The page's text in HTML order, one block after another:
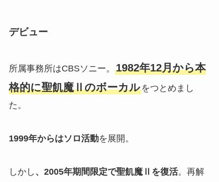
デビュー
所属事務所はCBSソニー。 1982年12月から本
格的に聖飢魔Ⅱのボーカルをつとめまし
た。
1999年からはソロ活動を展開。
しかし 、2005年期間限定で聖飢魔Ⅱを復活。再解